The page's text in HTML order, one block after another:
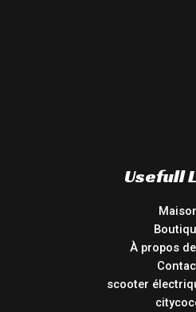
Usefull
À propos
scooter